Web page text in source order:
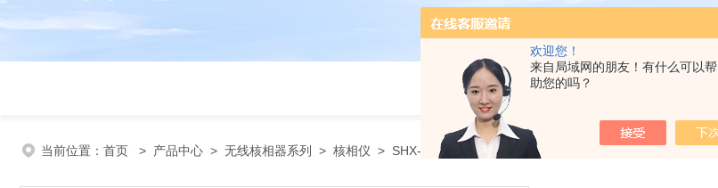
欢迎您！
来自局域网的朋友！有什么可以帮
助您的吗？
当前位置： 首页 > 产品中心 > 无线核相器系列 > 核相仪 > SHX-2000YIII无线高压核相器